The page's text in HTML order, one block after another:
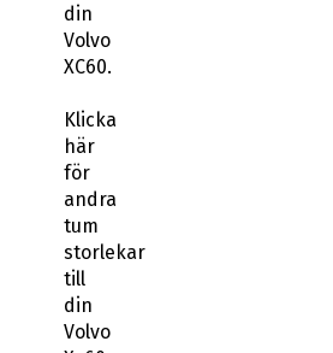
din
Volvo
XC60.
Klicka
här
för
andra
tum
storlekar
till
din
Volvo